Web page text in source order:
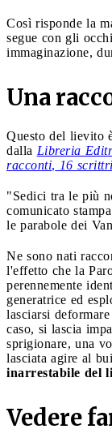
Così risponde la
segue con gli
immaginazione,
Una
Questo del lievito
dalla Libreria
racconti, 16
"Sedici tra le più
comunicato
le parabole dei
Ne sono nati
l'effetto che la
perennemente
generatrice ed
lasciarsi
caso, si lascia
sprigionare, una
lasciata agire al
inarrestabile del
Vedere